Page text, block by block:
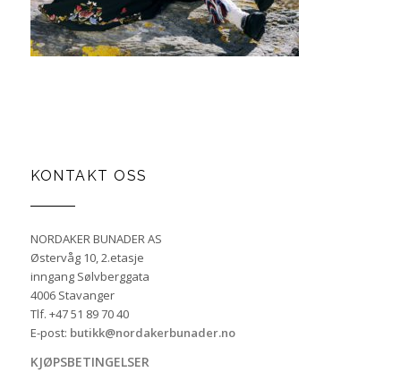
KONTAKT OSS
NORDAKER BUNADER AS
Østervåg 10, 2.etasje
inngang Sølvberggata
4006 Stavanger
Tlf. +47 51 89 70 40
E-post: butikk@nordakerbunader.no
KJØPSBETINGELSER